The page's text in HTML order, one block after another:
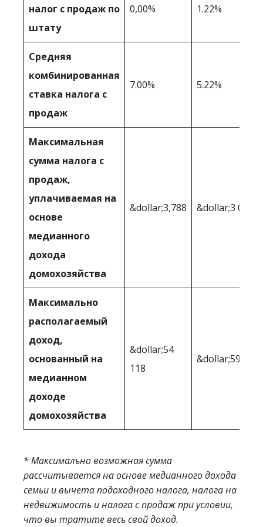
налог с продаж по
штату
0,00% 1.22%
Средняя
комбинированная
ставка налога с
продаж
7.00% 5.22%
Максимальная
сумма налога с
продаж,
уплачиваемая на
основе
медианного
дохода
домохозяйства
&dollar;3,788 &dollar;3 080
Максимально
располагаемый
доход,
основанный на
медианном
доходе
домохозяйства
&dollar;54
118
&dollar;59,005
* Максимально возможная сумма
рассчитывается на основе медианного дохода
семьи и вычета подоходного налога, налога на
недвижимость и налога с продаж при условии,
что вы тратите весь свой доход.